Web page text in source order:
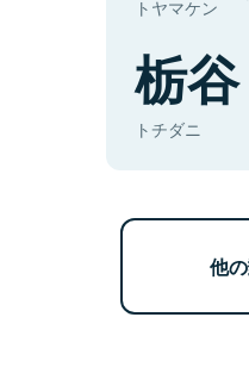
トヤマケン
栃谷
トチダニ
他